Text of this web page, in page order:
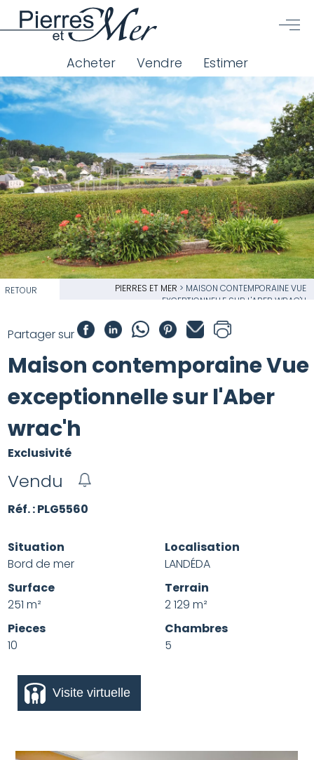
Acheter Vendre Estimer
RETOUR PIERRES ET MER > MAISON CONTEMPORAINE VUE
EXCEPTIONNELLE SUR L'ABER WRAC'H
Partager sur
Maison contemporaine Vue
exceptionnelle sur l'Aber
wrac'h
Exclusivité
Vendu
Réf. : PLG5560
Situation
Bord de mer
Localisation
LANDÉDA
Surface
251 m²
Terrain
2 129 m²
Pieces
10
Chambres
5
Visite virtuelle